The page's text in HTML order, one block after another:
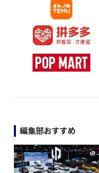
編集部おすすめ